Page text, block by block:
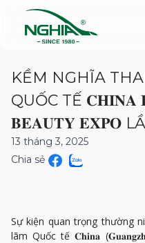
KỀM NGHĨA
QUỐC TẾ
𝐁𝐄𝐀𝐔𝐓𝐘 𝐄𝐗𝐏𝐎
13 tháng 3, 2025
Chia sẻ
Sự kiện quan trọng thường
lãm Quốc tế 𝐂𝐡𝐢𝐧𝐚